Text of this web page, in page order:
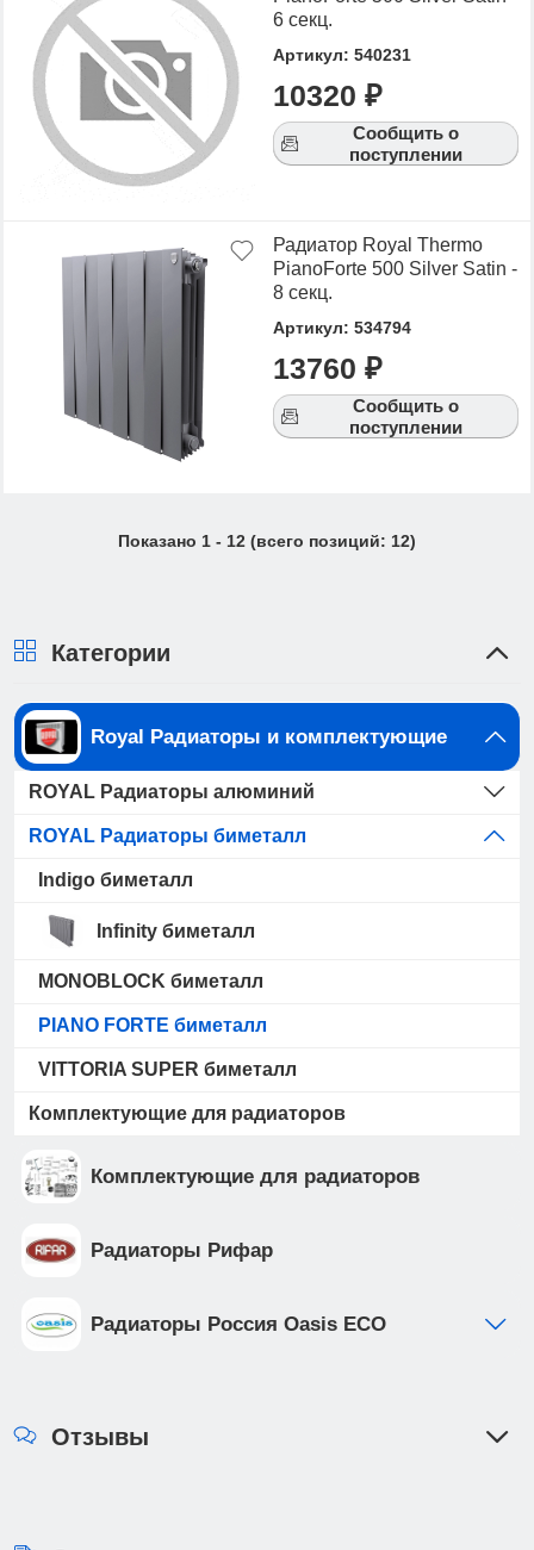
6 секц.
Артикул: 540231
10320 ₽
Сообщить о
поступлении
Радиатор Royal Thermo
PianoForte 500 Silver Satin -
8 секц.
Артикул: 534794
13760 ₽
Сообщить о
поступлении
Показано 1 - 12 (всего позиций: 12)
Категории
Royal Радиаторы и комплектующие
ROYAL Радиаторы алюминий
ROYAL Радиаторы биметалл
Indigo биметалл
Infinity биметалл
MONOBLOCK биметалл
PIANO FORTE биметалл
VITTORIA SUPER биметалл
Комплектующие для радиаторов
Комплектующие для радиаторов
Радиаторы Рифар
Радиаторы Россия Oasis ECO
Отзывы